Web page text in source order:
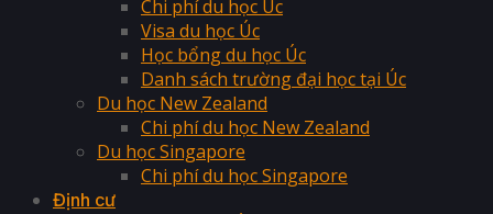
Chi phí du học Úc
Visa du học Úc
Học bổng du học Úc
Danh sách trường đại học tại Úc
Du học New Zealand
Chi phí du học New Zealand
Du học Singapore
Chi phí du học Singapore
Định cư